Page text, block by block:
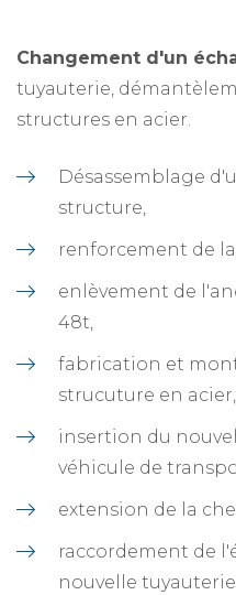
Changement d'un
tuyauterie,
structures en acier.
Désassemblage
structure,
renforcement de
enlèvement de
48t,
fabrication et
strucuture en acier,
insertion du
véhicule de
extension de la
raccordement de
nouvelle